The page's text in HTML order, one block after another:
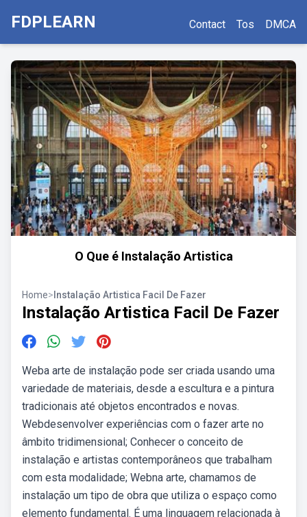
FDPLEARN Contact Tos DMCA
O Que é Instalação Artistica
Home> Instalação Artistica Facil De Fazer
Instalação Artistica Facil De Fazer
Weba arte de instalação pode ser criada usando uma
variedade de materiais, desde a escultura e a pintura
tradicionais até objetos encontrados e novas.
Webdesenvolver experiências com o fazer arte no
âmbito tridimensional; Conhecer o conceito de
instalação e artistas contemporâneos que trabalham
com esta modalidade; Webna arte, chamamos de
instalação um tipo de obra que utiliza o espaço como
elemento fundamental. É uma linguagem relacionada à